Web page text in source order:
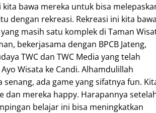
bawa mereka untuk bisa
dengan rekreasi. Rekreasi ini kita
yang masih satu komplek di Taman
bekerjasama dengan BPCB Jateng,
TWC dan TWC Media yang telah
Wisata ke Candi. Alhamdulillah
senang, ada game yang sifatnya fun.
dan mereka happy. Harapannya
belajar ini bisa meningkatkan